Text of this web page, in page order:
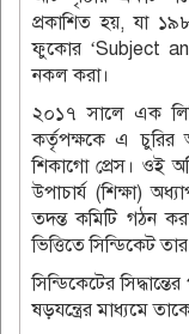
প্রকাশিত হয়, যা
ফুকোর ‘Subject and
নকল করা।
২০১৭ সালে এক
কর্তৃপক্ষকে এ চুরির
শিকাগো প্রেস। ওই
উপাচার্য (শিক্ষা)
তদন্ত কমিটি গঠন
ভিত্তিতে সিন্ডিকেট
সিন্ডিকেটের
ষড়যন্ত্রের মাধ্যমে